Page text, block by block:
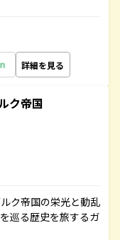
詳細を見る
ク帝国
ク帝国の栄光と動乱
巡る歴史を旅するガ